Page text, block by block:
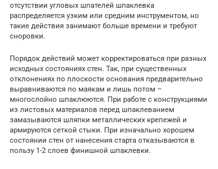
отсутствии угловых шпателей шпаклевка
распределяется узким или средним инструментом, но
такие действия занимают больше времени и требуют
сноровки.
Порядок действий может корректироваться при разных
исходных состояниях стен. Так, при существенных
отклонениях по плоскости основания предварительно
выравниваются по маякам и лишь потом –
многослойно шпаклюются. При работе с конструкциями
из листовых материалов перед шпаклеванием
замазываются шляпки металлических крепежей и
армируются сеткой стыки. При изначально хорошем
состоянии стен от нанесения старта отказываются в
пользу 1-2 слоев финишной шпаклевки.